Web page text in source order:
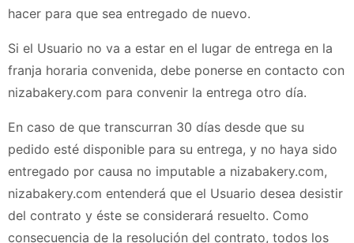
hacer para que sea entregado de nuevo.
Si el Usuario no va a estar en el lugar de entrega en la
franja horaria convenida, debe ponerse en contacto con
nizabakery.com para convenir la entrega otro día.
En caso de que transcurran 30 días desde que su
pedido esté disponible para su entrega, y no haya sido
entregado por causa no imputable a nizabakery.com,
nizabakery.com entenderá que el Usuario desea desistir
del contrato y éste se considerará resuelto. Como
consecuencia de la resolución del contrato, todos los